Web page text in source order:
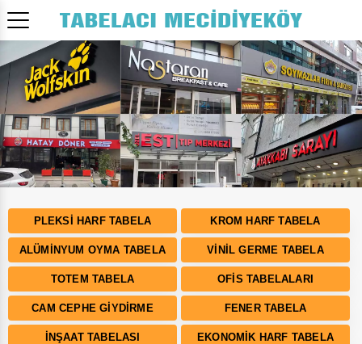
Bizden Fiyat Almadan Tabela Yaptırmayın!
PLEKSI HARF TABELA KROM HARF TABELA
ALÜMINYUM OYMA TABELA VINIL GERME TABELA
TOTEM TABELA OFIS TABELALARI
CAM CEPHE GIYDIRME FENER TABELA
İNŞAAT TABELASI EKONOMIK HARF TABELA